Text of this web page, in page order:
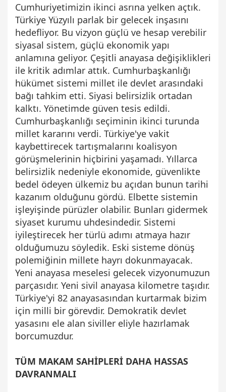
Cumhuriyetimizin ikinci asrına yelken açtık.
Türkiye Yüzyılı parlak bir gelecek inşasını
hedefliyor. Bu vizyon güçlü ve hesap verebilir
siyasal sistem, güçlü ekonomik yapı
anlamına geliyor. Çeşitli anayasa değişiklikleri
ile kritik adımlar attık. Cumhurbaşkanlığı
hükümet sistemi millet ile devlet arasındaki
bağı tahkim etti. Siyasi belirsizlik ortadan
kalktı. Yönetimde güven tesis edildi.
Cumhurbaşkanlığı seçiminin ikinci turunda
millet kararını verdi. Türkiye'ye vakit
kaybettirecek tartışmalarını koalisyon
görüşmelerinin hiçbirini yaşamadı. Yıllarca
belirsizlik nedeniyle ekonomide, güvenlikte
bedel ödeyen ülkemiz bu açıdan bunun tarihi
kazanım olduğunu gördü. Elbette sistemin
işleyişinde pürüzler olabilir. Bunları gidermek
siyaset kurumu uhdesindedir. Sistemi
iyileştirecek her türlü adımı atmaya hazır
olduğumuzu söyledik. Eski sisteme dönüş
polemiğinin millete hayrı dokunmayacak.
Yeni anayasa meselesi gelecek vizyonumuzun
parçasıdır. Yeni sivil anayasa kilometre taşıdır.
Türkiye'yi 82 anayasasından kurtarmak bizim
için milli bir görevdir. Demokratik devlet
yasasını ele alan siviller eliyle hazırlamak
borcumuzdur.
TÜM MAKAM SAHİPLERİ DAHA HASSAS
DAVRANMALI